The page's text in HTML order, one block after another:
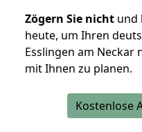
Zögern Sie nicht und
heute, um Ihren
Esslingen am Neckar
mit Ihnen zu planen.
Kostenlose